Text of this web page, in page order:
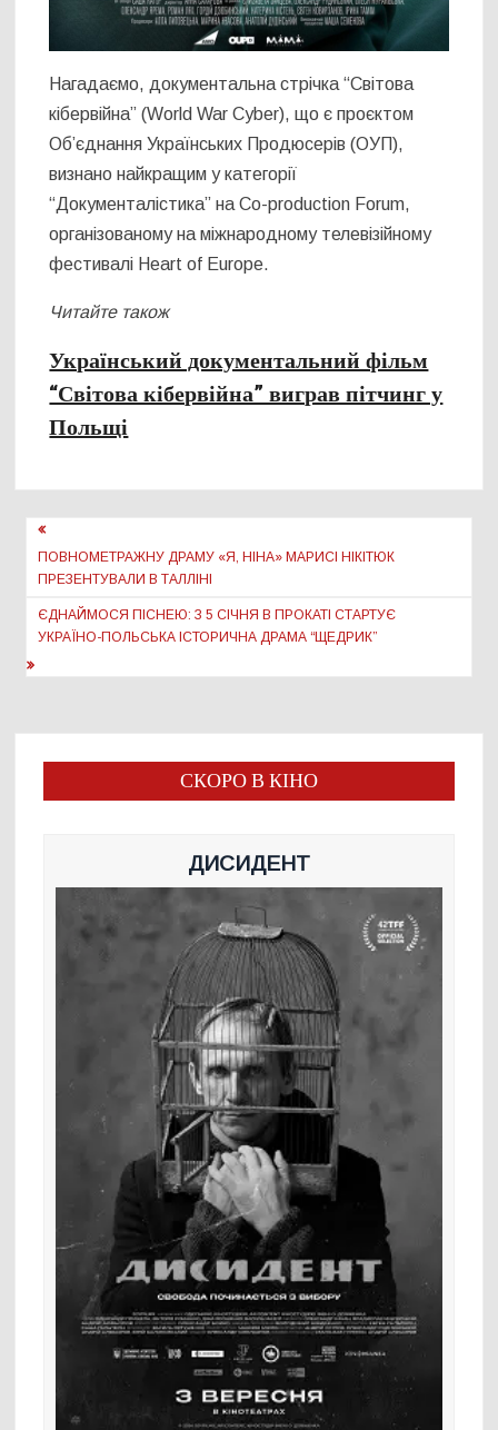
Нагадаємо, документальна стрічка “Світова
кібервійна” (World War Cyber), що є проєктом
Об’єднання Українських Продюсерів (ОУП),
визнано найкращим у категорії
“Документалістика” на Co-production Forum,
організованому на міжнародному телевізійному
фестивалі Heart of Europe.
Читайте також
Український документальний фільм
“Світова кібервійна” виграв пітчинг у
Польщі
Навігація
записів
ПОВНОМЕТРАЖНУ ДРАМУ «Я, НІНА» МАРИСІ НІКІТЮК
ПРЕЗЕНТУВАЛИ В ТАЛЛІНІ
ЄДНАЙМОСЯ ПІСНЕЮ: З 5 СІЧНЯ В ПРОКАТІ СТАРТУЄ
УКРАЇНО-ПОЛЬСЬКА ІСТОРИЧНА ДРАМА “ЩЕДРИК”
СКОРО В КІНО
ДИСИДЕНТ